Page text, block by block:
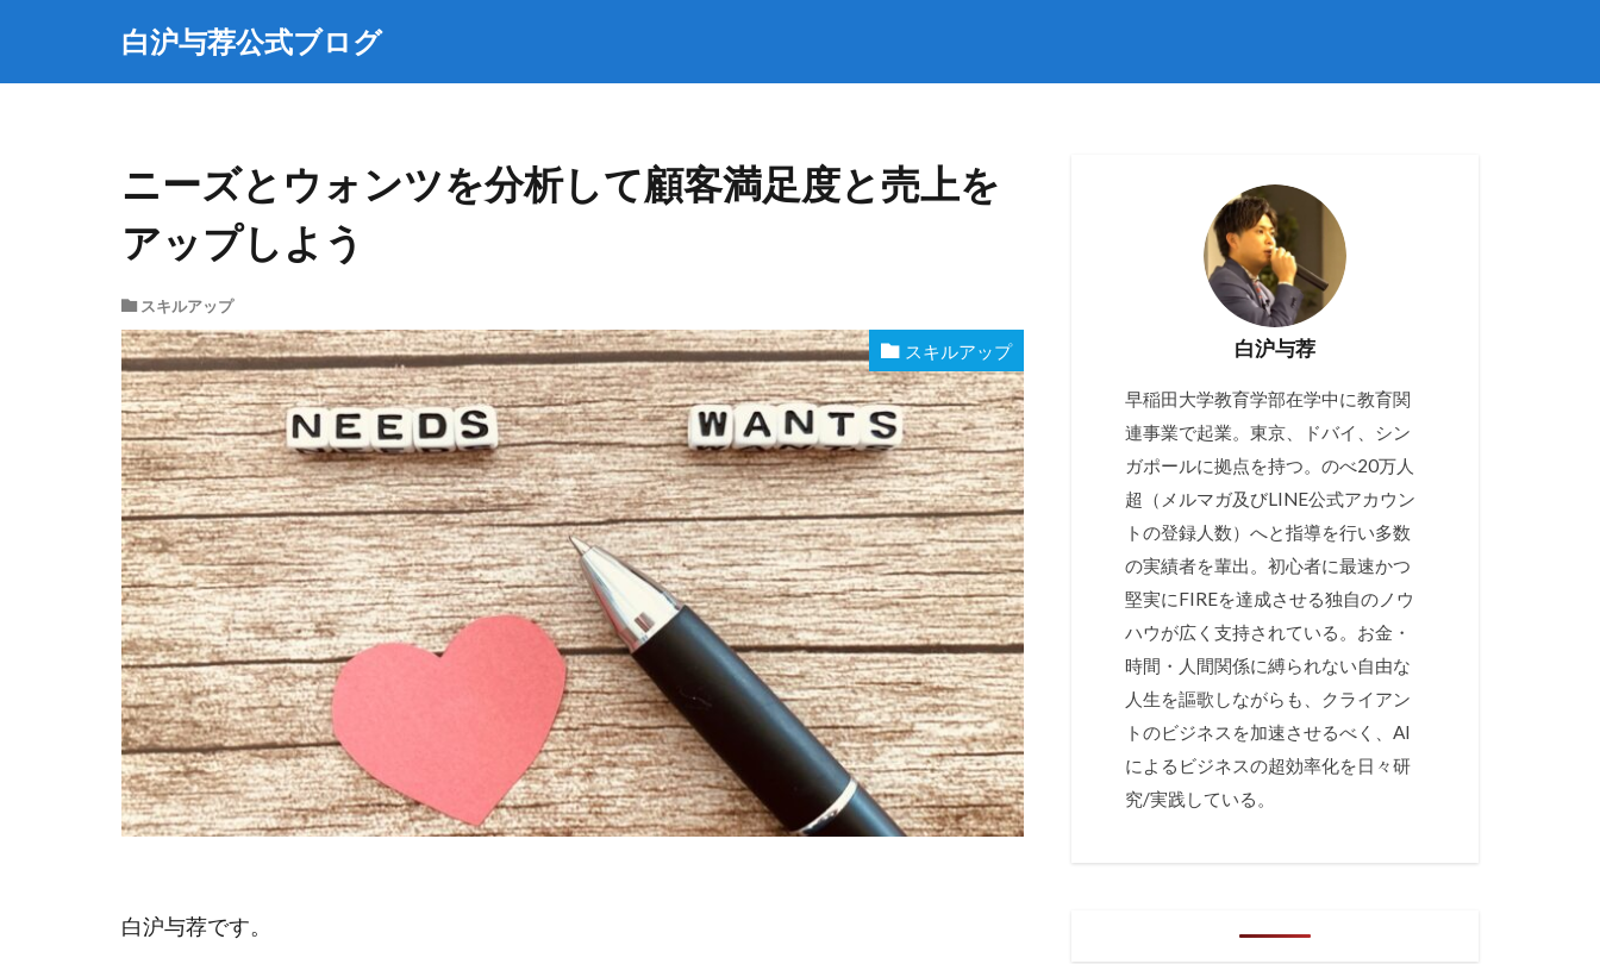
白沪与荐公式ブログ
ニーズとウォンツを分析して顧客満足度と売上を
アップしよう
スキルアップ
スキルアップ
白沪与荐です。
白沪与荐
早稲田大学教育学部在学中に教育関
連事業で起業。東京、ドバイ、シン
ガポールに拠点を持つ。のべ20万人
超（メルマガ及びLINE公式アカウン
トの登録人数）へと指導を行い多数
の実績者を輩出。初心者に最速かつ
堅実にFIREを達成させる独自のノウ
ハウが広く支持されている。お金・
時間・人間関係に縛られない自由な
人生を謳歌しながらも、クライアン
トのビジネスを加速させるべく、AI
によるビジネスの超効率化を日々研
究/実践している。